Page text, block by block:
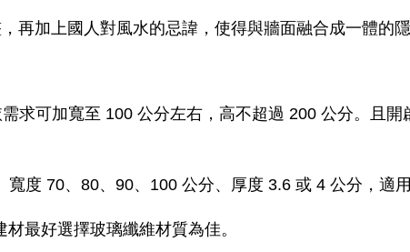
再加上國人對風水的忌諱，使得與牆面融合成一體的
求可加寬至 100 公分左右，高不超過 200 公分。且
度 70、80、90、100 公分、厚度 3.6 或 4 公分，適
最好選擇玻璃纖維材質為佳。